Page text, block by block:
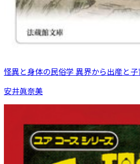
怪異と身体の民俗学 異界から出産と
安井眞奈美